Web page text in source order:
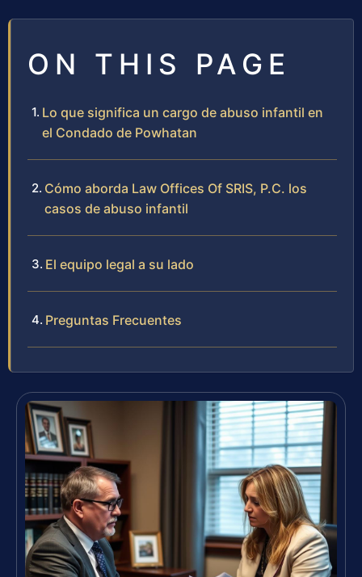
ON THIS PAGE
Lo que significa un cargo de abuso infantil en
el Condado de Powhatan
Cómo aborda Law Offices Of SRIS, P.C. los
casos de abuso infantil
El equipo legal a su lado
Preguntas Frecuentes